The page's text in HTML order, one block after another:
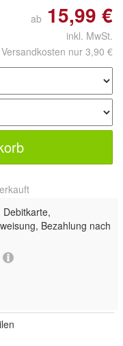
ab 15,99 €
inkl. MwSt.
Versandkosten nur 3,90 €
Bezahlung nach